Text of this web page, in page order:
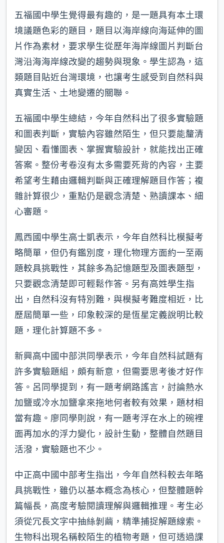
五福國中學生覺得最有趣的，是一題具有本土環
境議題色彩的題目，題目以海岸線向海延伸的圖
片作為素材，要求學生從歷年海岸線圖片判斷台
灣沿海海岸線改變的趨勢與現象。學生認為，這
類題目貼近台灣環境，也讓考生感受到自然科與
真實生活、土地變遷的關聯。
五福國中學生總結，今年自然科出了很多實驗題
和圖表判斷，實驗內容雖然陌生，但只要能釐清
變因、看懂圖表、掌握實驗設計，就能找出正確
答案。整份考卷沒有太多需要死背的內容，主要
希望考生藉由邏輯判斷與正確理解題目作答；複
雜計算很少，重點仍是觀念清楚、熟讀課本、細
心審題。
鳳西國中學生高士凱表示，今年自然科比模擬考
略簡單，但仍有鑑別度，理化物理方面約一至兩
題較具挑戰性，其餘多為記憶題型及圖表題型，
只要觀念清楚即可輕鬆作答。另有高姓學生指
出，自然科沒有特別難，與模擬考難度相近，比
歷屆簡單一些，印象較深的是恆星定義說明比較
題，理化計算題不多。
新興高中國中部洪同學表示，今年自然科試題有
許多實驗題組，頗有新意，但需要思考後才好作
答。呂同學提到，有一題考網路謠言，討論熱水
加鹽或冷水加鹽拿來拖地何者較有效果，題材相
當有趣。廖同學則說，有一題考浮在水上的碗裡
面再加水的浮力變化，設計生動，整體自然題目
活潑，實驗題也不少。
中正高中國中部考生指出，今年自然科較去年略
具挑戰性，雖仍以基本概念為核心，但整體題幹
篇幅長，高度考驗閱讀理解與邏輯推理。考生必
須從冗長文字中抽絲剝繭，精準捕捉解題線索。
生物科出現名稱較陌生的植物考題，但可透過課